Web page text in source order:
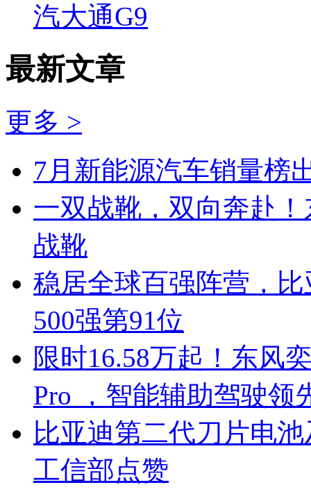
汽大通G9
最新文章
更多 >
7月新能源汽车销量榜
一双战靴，双向奔赴
战靴
稳居全球百强阵营，
500强第91位
限时16.58万起！东风
Pro ，智能辅助驾驶领
比亚迪第二代刀片电
工信部点赞